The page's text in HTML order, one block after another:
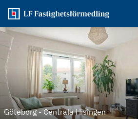
Göteborg- Centrala Hisingen